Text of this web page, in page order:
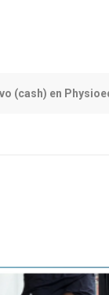
(cash) en